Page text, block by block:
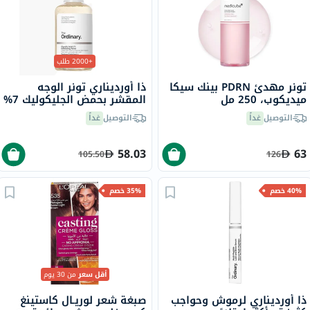
تونر مهدئ PDRN بينك سيكا
ميديكوب، 250 مل
التوصيلغداً
63
126
+2000 طلب
ذا أورديناري تونر الوجه
المقشر بحمض الجليكوليك 7%
لتوحيد لون البشرة 240 مل
التوصيلغداً
58.03
105.50
40% خصم
ذا أورديناري لرموش وحواجب
35% خصم
أقل سعرمن 30 يوم
صبغة شعر لوريـال كاستينغ